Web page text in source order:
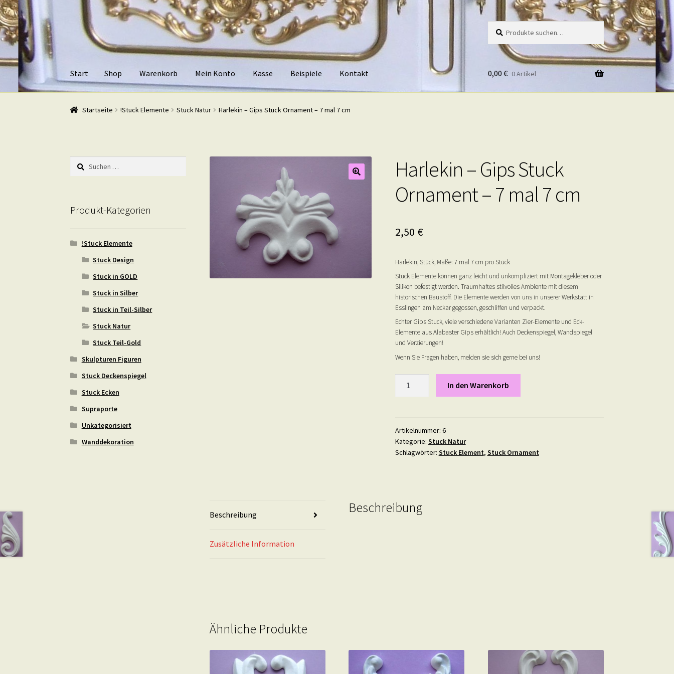
Zur
Navigation
springen
Zum
Inhalt
springen
nach:
Start Shop Warenkorb Mein Konto Kasse Beispiele Kontakt
Start ShopWarenkorb Mein Konto Kasse Beispiele Kontakt
0,00 € 0 Artikel
Startseite !Stuck Elemente Stuck Natur Harlekin – Gips Stuck Ornament – 7 mal 7 cm
Harlekin – Gips Stuck
Ornament – 7 mal 7 cm
2,50 €
Harlekin, Stück, Maße: 7 mal 7 cm pro Stück
Stuck Elemente können ganz leicht und unkompliziert mit Montagekleber oder
Silikon befestigt werden. Traumhaftes stilvolles Ambiente mit diesem
historischen Baustoff. Die Elemente werden von uns in unserer Werkstatt in
Esslingen am Neckar gegossen, geschliffen und verpackt.
Echter Gips Stuck, viele verschiedene Varianten Zier-Elemente und Eck-
Elemente aus Alabaster Gips erhältlich! Auch Deckenspiegel, Wandspiegel
und Verzierungen!
Wenn Sie Fragen haben, melden sie sich gerne bei uns!
Ornament
-
7
Menge
In den Warenkorb
Artikelnummer: 6
Kategorie: Stuck Natur
Schlagwörter: Stuck Element, Stuck Ornament
Beschreibung
Zusätzliche Information
Beschreibung
Ähnliche Produkte
Suchen
nach:
Produkt-Kategorien
!Stuck Elemente
Stuck Design
Stuck in GOLD
Stuck in Silber
Stuck in Teil-Silber
Stuck Natur
Stuck Teil-Gold
Skulpturen Figuren
Stuck Deckenspiegel
Stuck Ecken
Supraporte
Unkategorisiert
Wanddekoration